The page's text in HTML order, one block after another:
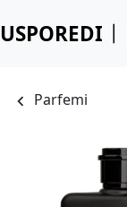
USPOREDI
Parfemi